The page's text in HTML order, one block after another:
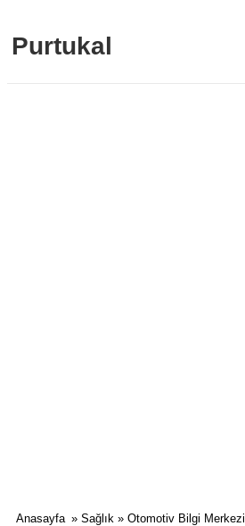
Purtukal
Anasayfa » Sağlık » Otomotiv Bilgi Merkezi